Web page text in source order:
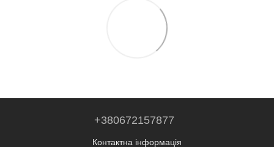
+380672157877
Контактна інформація